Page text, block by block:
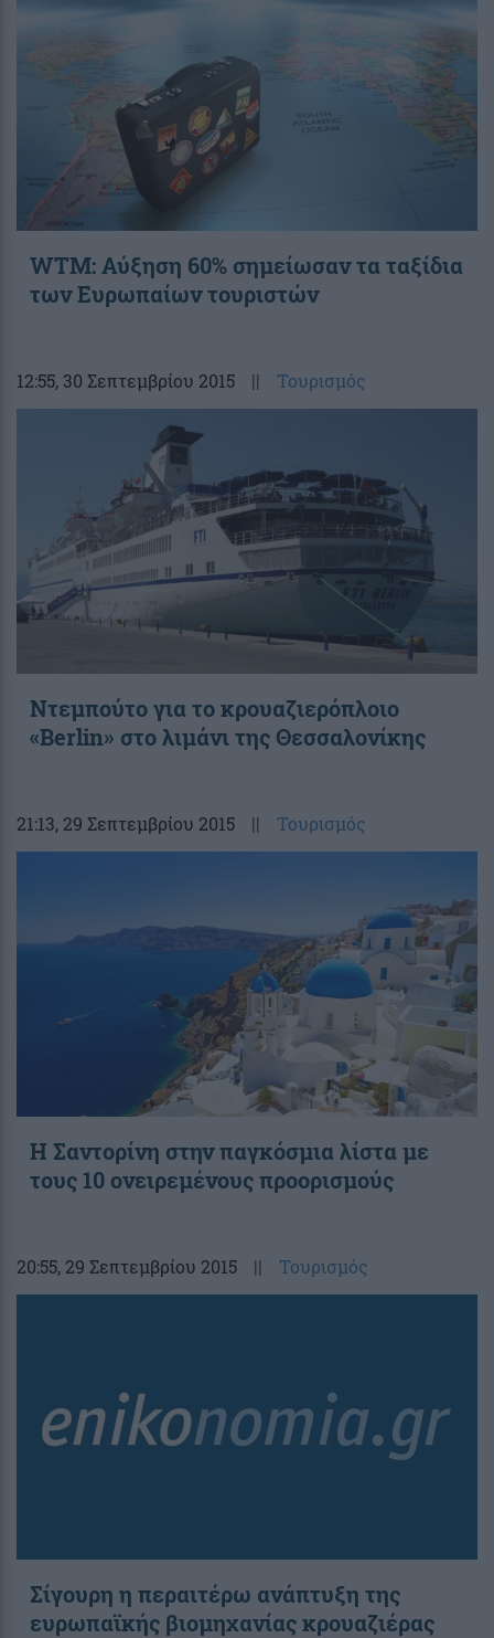
WTM: Αύξηση 60% σημείωσαν τα ταξίδια
των Ευρωπαίων τουριστών
12:55, 30 Σεπτεμβρίου 2015 || Τουρισμός
Ντεμπούτο για το κρουαζιερόπλοιο
«Berlin» στο λιμάνι της Θεσσαλονίκης
21:13, 29 Σεπτεμβρίου 2015 || Τουρισμός
Η Σαντορίνη στην παγκόσμια λίστα με
τους 10 ονειρεμένους προορισμούς
20:55, 29 Σεπτεμβρίου 2015 || Τουρισμός
Σίγουρη η περαιτέρω ανάπτυξη της
ευρωπαϊκής βιομηχανίας κρουαζιέρας